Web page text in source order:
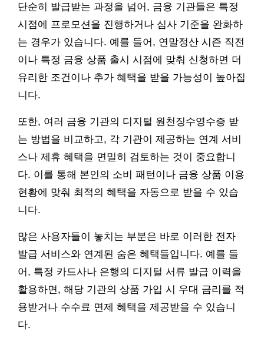
단순히 발급받는 과정을 넘어, 금융 기관들은 특정
시점에 프로모션을 진행하거나 심사 기준을 완화하
는 경우가 있습니다. 예를 들어, 연말정산 시즌 직전
이나 특정 금융 상품 출시 시점에 맞춰 신청하면 더
유리한 조건이나 추가 혜택을 받을 가능성이 높아집
니다.
또한, 여러 금융 기관의 디지털 원천징수영수증 받
는 방법을 비교하고, 각 기관이 제공하는 연계 서비
스나 제휴 혜택을 면밀히 검토하는 것이 중요합니
다. 이를 통해 본인의 소비 패턴이나 금융 상품 이용
현황에 맞춰 최적의 혜택을 자동으로 받을 수 있습
니다.
많은 사용자들이 놓치는 부분은 바로 이러한 전자
발급 서비스와 연계된 숨은 혜택들입니다. 예를 들
어, 특정 카드사나 은행의 디지털 서류 발급 이력을
활용하면, 해당 기관의 상품 가입 시 우대 금리를 적
용받거나 수수료 면제 혜택을 제공받을 수 있습니
다.